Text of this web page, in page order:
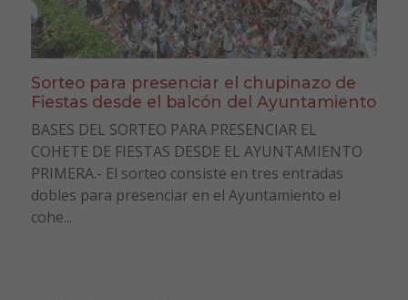
Sorteo para presenciar el chupinazo de
Fiestas desde el balcón del Ayuntamiento
BASES DEL SORTEO PARA PRESENCIAR EL
COHETE DE FIESTAS DESDE EL AYUNTAMIENTO
PRIMERA.- El sorteo consiste en tres entradas
dobles para presenciar en el Ayuntamiento el
cohe...